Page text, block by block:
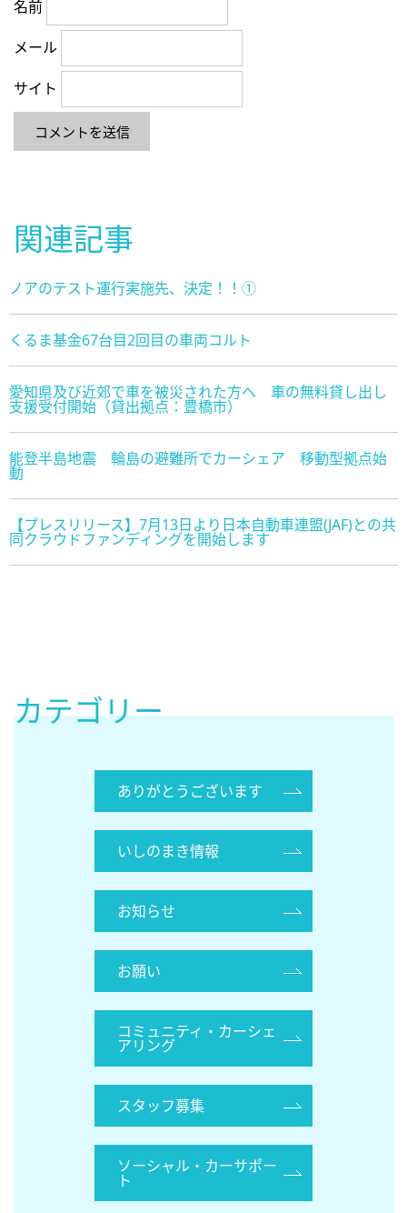
名前
メール
サイト
関連記事
ノアのテスト運行実施先、決定！！①
くるま基金67台目2回目の車両コルト
愛知県及び近郊で車を被災された方へ 車の無料貸し出し
支援受付開始（貸出拠点：豊橋市）
能登半島地震 輪島の避難所でカーシェア 移動型拠点始
動
【プレスリリース】7月13日より日本自動車連盟(JAF)との共
同クラウドファンディングを開始します
カテゴリー
ありがとうございます
いしのまき情報
お知らせ
お願い
コミュニティ・カーシェ
アリング
スタッフ募集
ソーシャル・カーサポー
ト